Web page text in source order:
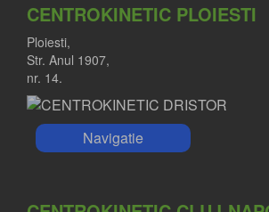
CENTROKINETIC PLOIESTI
Ploiesti,
Str. Anul 1907,
nr. 14.
Navigatie